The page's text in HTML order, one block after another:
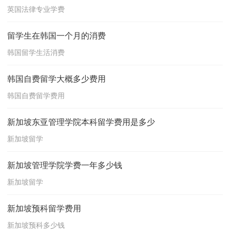
英国法律专业学费
留学生在韩国一个月的消费
韩国留学生活消费
韩国自费留学大概多少费用
韩国自费留学费用
新加坡东亚管理学院本科留学费用是多少
新加坡留学
新加坡管理学院学费一年多少钱
新加坡留学
新加坡预科留学费用
新加坡预科多少钱